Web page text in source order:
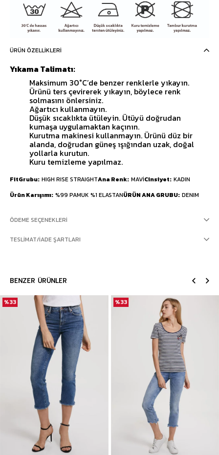
ÜRÜN ÖZELLIKLERI
Yıkama Talimatı:
Maksimum 30°C’de benzer renklerle yıkayın.
Ürünü ters çevirerek yıkayın, böylece renk
solmasını önlersiniz.
Ağartıcı kullanmayın.
Düşük sıcaklıkta ütüleyin. Ütüyü doğrudan
kumaşa uygulamaktan kaçının.
Kurutma makinesi kullanmayın. Ürünü düz bir
alanda, doğrudan güneş ışığından uzak, doğal
yollarla kurutun.
Kuru temizleme yapılmaz.
FitGrubu HIGH RISE STRAIGHTAna Renk MAVİCinsiyet KADIN
Ürün Karışımı %99 PAMUK %1 ELASTANÜRÜN ANA GRUBU DENIM
ÖDEME SEÇENEKLERI
TESLIMAT/İADE ŞARTLARI
BENZER ÜRÜNLER
%33 %33